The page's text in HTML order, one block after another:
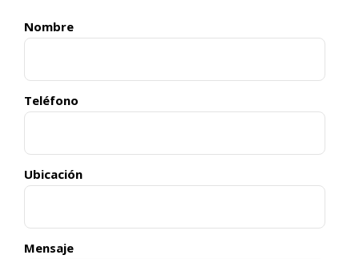
Nombre
Teléfono
Ubicación
Mensaje